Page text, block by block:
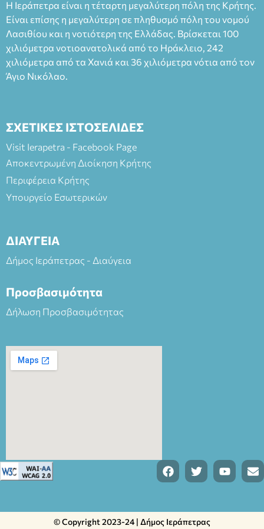
Η Ιεράπετρα είναι η τέταρτη μεγαλύτερη πόλη της Κρήτης.
Είναι επίσης η μεγαλύτερη σε πληθυσμό πόλη του νομού
Λασιθίου και η νοτιότερη της Ελλάδας. Βρίσκεται 100
χιλιόμετρα νοτιοανατολικά από το Ηράκλειο, 242
χιλιόμετρα από τα Χανιά και 36 χιλιόμετρα νότια από τον
Άγιο Νικόλαο.
ΣΧΕΤΙΚΕΣ ΙΣΤΟΣΕΛΙΔΕΣ
Visit Ierapetra - Facebook Page
Αποκεντρωμένη Διοίκηση Κρήτης
Περιφέρεια Κρήτης
Υπουργείο Εσωτερικών
ΔΙΑΥΓΕΙΑ
Δήμος Ιεράπετρας - Διαύγεια
Προσβασιμότητα
Δήλωση Προσβασιμότητας
© Copyright 2023-24 | Δήμος Ιεράπετρας